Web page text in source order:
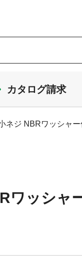
カタログ請求
ネジ NBRワッシャ
ワッシャ